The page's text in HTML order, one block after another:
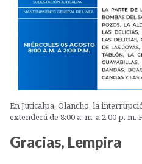
En Juticalpa, Olancho, la
extenderá de 8:00 a. m. a 2:00 p. m.
Gracias, Lempira